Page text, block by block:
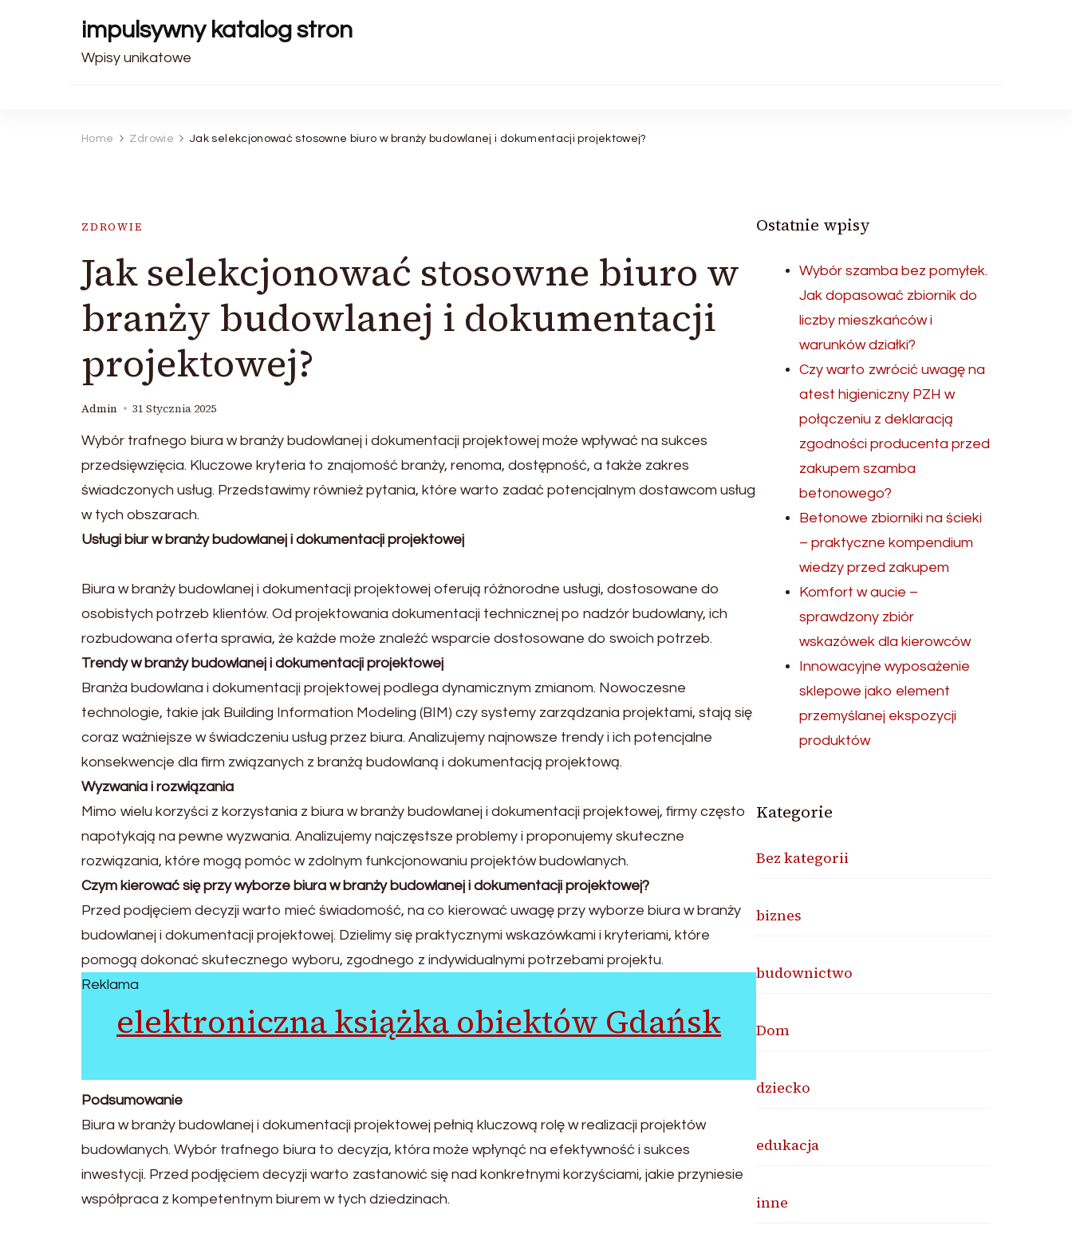
impulsywny katalog stron
Wpisy unikatowe
Home Zdrowie Jak selekcjonować stosowne biuro w branży budowlanej i dokumentacji projektowej?
ZDROWIE
Jak selekcjonować stosowne biuro w
branży budowlanej i dokumentacji
projektowej?
Admin 31 Stycznia 2025
Wybór trafnego biura w branży budowlanej i dokumentacji projektowej może wpływać na sukces
przedsięwzięcia. Kluczowe kryteria to znajomość branży, renoma, dostępność, a także zakres
świadczonych usług. Przedstawimy również pytania, które warto zadać potencjalnym dostawcom usług
w tych obszarach.
Usługi biur w branży budowlanej i dokumentacji projektowej
Biura w branży budowlanej i dokumentacji projektowej oferują różnorodne usługi, dostosowane do
osobistych potrzeb klientów. Od projektowania dokumentacji technicznej po nadzór budowlany, ich
rozbudowana oferta sprawia, że każde może znaleźć wsparcie dostosowane do swoich potrzeb.
Trendy w branży budowlanej i dokumentacji projektowej
Branża budowlana i dokumentacji projektowej podlega dynamicznym zmianom. Nowoczesne
technologie, takie jak Building Information Modeling (BIM) czy systemy zarządzania projektami, stają się
coraz ważniejsze w świadczeniu usług przez biura. Analizujemy najnowsze trendy i ich potencjalne
konsekwencje dla firm związanych z branżą budowlaną i dokumentacją projektową.
Wyzwania i rozwiązania
Mimo wielu korzyści z korzystania z biura w branży budowlanej i dokumentacji projektowej, firmy często
napotykają na pewne wyzwania. Analizujemy najczęstsze problemy i proponujemy skuteczne
rozwiązania, które mogą pomóc w zdolnym funkcjonowaniu projektów budowlanych.
Czym kierować się przy wyborze biura w branży budowlanej i dokumentacji projektowej?
Przed podjęciem decyzji warto mieć świadomość, na co kierować uwagę przy wyborze biura w branży
budowlanej i dokumentacji projektowej. Dzielimy się praktycznymi wskazówkami i kryteriami, które
pomogą dokonać skutecznego wyboru, zgodnego z indywidualnymi potrzebami projektu.
Reklama
elektroniczna książka obiektów Gdańsk
Podsumowanie
Biura w branży budowlanej i dokumentacji projektowej pełnią kluczową rolę w realizacji projektów
budowlanych. Wybór trafnego biura to decyzja, która może wpłynąć na efektywność i sukces
inwestycji. Przed podjęciem decyzji warto zastanowić się nad konkretnymi korzyściami, jakie przyniesie
współpraca z kompetentnym biurem w tych dziedzinach.
Ostatnie wpisy
Wybór szamba bez pomyłek.
Jak dopasować zbiornik do
liczby mieszkańców i
warunków działki?
Czy warto zwrócić uwagę na
atest higieniczny PZH w
połączeniu z deklaracją
zgodności producenta przed
zakupem szamba
betonowego?
Betonowe zbiorniki na ścieki
– praktyczne kompendium
wiedzy przed zakupem
Komfort w aucie –
sprawdzony zbiór
wskazówek dla kierowców
Innowacyjne wyposażenie
sklepowe jako element
przemyślanej ekspozycji
produktów
Kategorie
Bez kategorii
biznes
budownictwo
Dom
dziecko
edukacja
inne